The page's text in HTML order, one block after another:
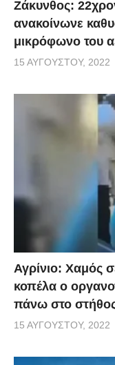
Ζάκυνθος:
ανακοίνωνε
μικρόφωνο του
15 ΑΥΓΟΎΣΤΟΥ, 2022
Αγρίνιο: Χαμός
κοπέλα ο
πάνω στο
15 ΑΥΓΟΎΣΤΟΥ, 2022